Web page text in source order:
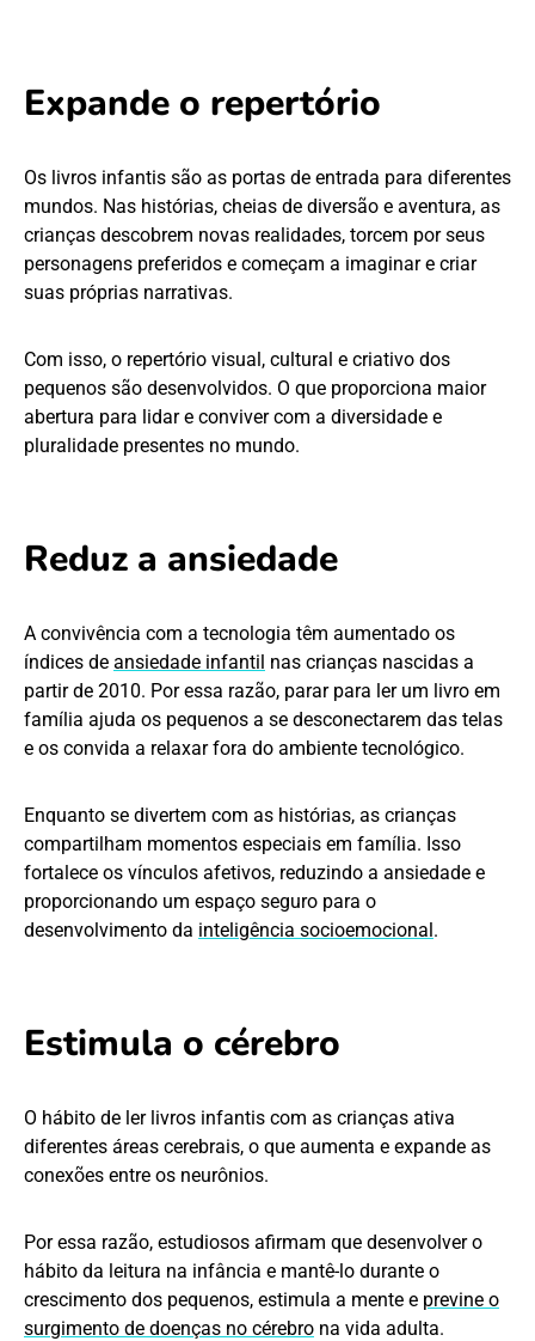
Expande o repertório
Os livros infantis são as portas de entrada para diferentes
mundos. Nas histórias, cheias de diversão e aventura, as
crianças descobrem novas realidades, torcem por seus
personagens preferidos e começam a imaginar e criar
suas próprias narrativas.
Com isso, o repertório visual, cultural e criativo dos
pequenos são desenvolvidos. O que proporciona maior
abertura para lidar e conviver com a diversidade e
pluralidade presentes no mundo.
Reduz a ansiedade
A convivência com a tecnologia têm aumentado os
índices de ansiedade infantil nas crianças nascidas a
partir de 2010. Por essa razão, parar para ler um livro em
família ajuda os pequenos a se desconectarem das telas
e os convida a relaxar fora do ambiente tecnológico.
Enquanto se divertem com as histórias, as crianças
compartilham momentos especiais em família. Isso
fortalece os vínculos afetivos, reduzindo a ansiedade e
proporcionando um espaço seguro para o
desenvolvimento da inteligência socioemocional.
Estimula o cérebro
O hábito de ler livros infantis com as crianças ativa
diferentes áreas cerebrais, o que aumenta e expande as
conexões entre os neurônios.
Por essa razão, estudiosos afirmam que desenvolver o
hábito da leitura na infância e mantê-lo durante o
crescimento dos pequenos, estimula a mente e previne o
surgimento de doenças no cérebro na vida adulta.